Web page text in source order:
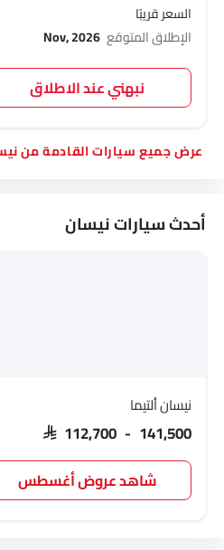
السعر قريبًا
الإطلاق المتوقع Nov, 2026
نبهني عند الاطلاق
سيارات القادمة من
أحدث سيارات نيسان
نيسان ألتيما
SAR 112,700 - 141,500
شاهد عروض أغسطس